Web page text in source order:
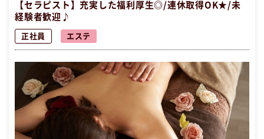
【セラピスト】充実した福利厚生◎/連休取得OK★/未
経験者歓迎♪
正社員 エステ